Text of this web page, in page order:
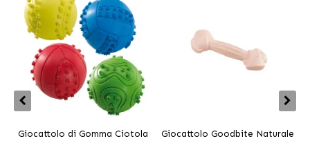
Giocattolo di Gomma Ciotola
Giocattolo Goodbite Naturale